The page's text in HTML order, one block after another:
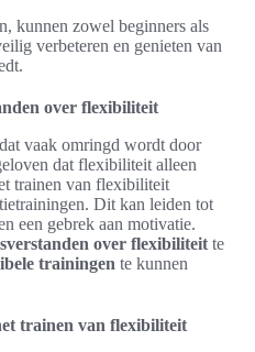
kunnen zowel beginners als
verbeteren en genieten van
over flexibiliteit
vaak omringd wordt door
dat flexibiliteit alleen
trainen van flexibiliteit
Dit kan leiden tot
een gebrek aan motivatie.
over flexibiliteit te
trainingen te kunnen
trainen van flexibiliteit